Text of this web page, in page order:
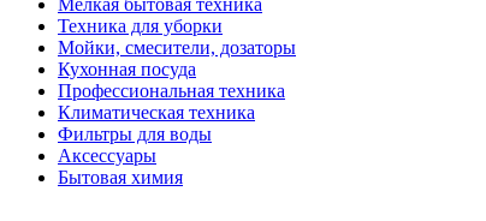
Мелкая бытовая техника
Техника для уборки
Мойки, смесители, дозаторы
Кухонная посуда
Профессиональная техника
Климатическая техника
Фильтры для воды
Аксессуары
Бытовая химия